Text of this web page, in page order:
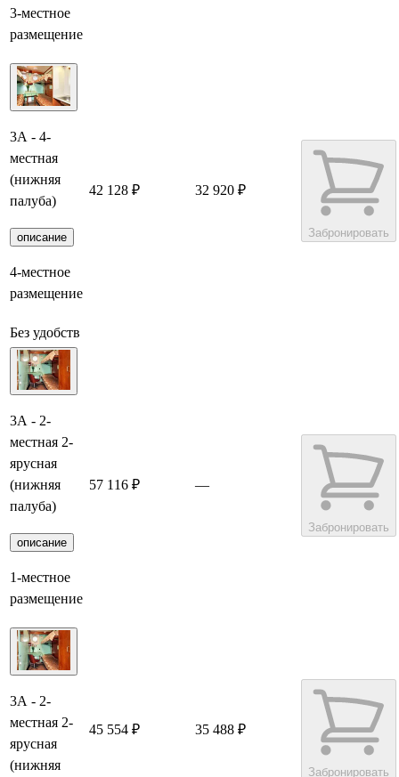
3-местное
размещение
3А - 4-
местная
(нижняя
палуба)
описание
4-местное
размещение
42 128 ₽ 32 920 ₽
Забронировать
Без удобств
3А - 2-
местная 2-
ярусная
(нижняя
палуба)
описание
1-местное
размещение
57 116 ₽ —
Забронировать
3А - 2-
местная 2-
ярусная
(нижняя
45 554 ₽ 35 488 ₽
Забронировать